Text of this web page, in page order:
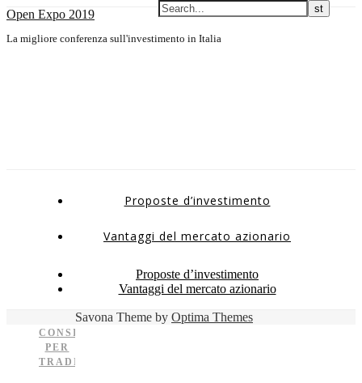
Open Expo 2019
La migliore conferenza sull'investimento in Italia
Proposte d’investimento
Vantaggi del mercato azionario
Proposte d’investimento
Vantaggi del mercato azionario
CONSIGLI
PER
TRADING
Savona Theme by Optima Themes